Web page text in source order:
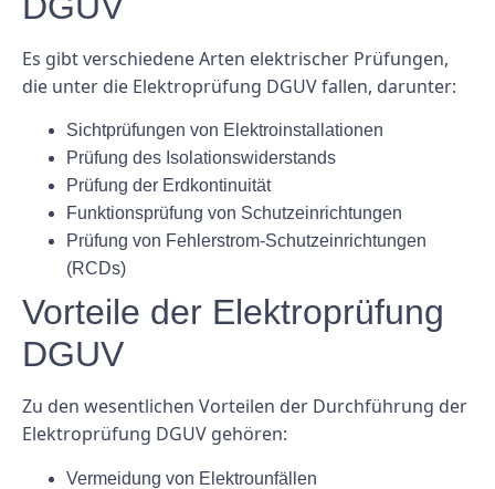
Es gibt verschiedene Arten elektrischer Prüfungen,
die unter die Elektroprüfung DGUV fallen, darunter:
Sichtprüfungen von Elektroinstallationen
Prüfung des Isolationswiderstands
Prüfung der Erdkontinuität
Funktionsprüfung von Schutzeinrichtungen
Prüfung von Fehlerstrom-Schutzeinrichtungen
(RCDs)
Vorteile der Elektroprüfung
DGUV
Zu den wesentlichen Vorteilen der Durchführung der
Elektroprüfung DGUV gehören:
Vermeidung von Elektrounfällen